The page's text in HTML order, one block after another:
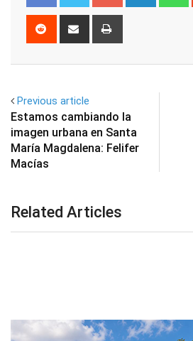
Reddit
Share
Previous article
Estamos cambiando la
imagen urbana en Santa
María Magdalena: Felifer
Macías
Related Articles